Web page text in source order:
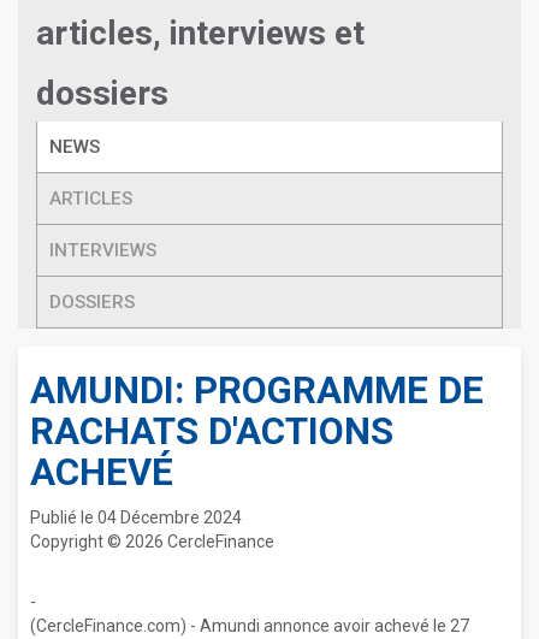
articles, interviews et
dossiers
NEWS
ARTICLES
INTERVIEWS
DOSSIERS
AMUNDI: PROGRAMME DE
RACHATS D'ACTIONS
ACHEVÉ
Publié le 04 Décembre 2024
Copyright © 2026 CercleFinance
-
(CercleFinance.com) - Amundi annonce avoir achevé le 27